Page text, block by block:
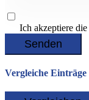
Ich akzeptiere die
Senden
Vergleiche Einträge